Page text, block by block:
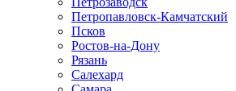
Петропавловск-Камчатский
Псков
Ростов-на-Дону
Рязань
Салехард